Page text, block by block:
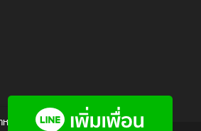
หรับส่งมอบประสบการณ์ให้